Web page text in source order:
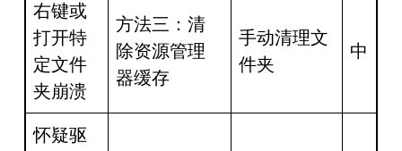
右键或
打开特
定文件
夹崩溃
方法三：清
除资源管理
器缓存
手动清理文
件夹
中
怀疑驱